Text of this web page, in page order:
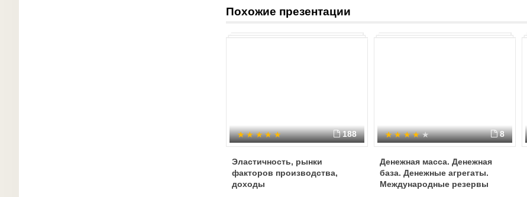
Похожие презентации
188
Эластичность, рынки
факторов производства,
доходы
8
Денежная масса. Денежная
база. Денежные агрегаты.
Международные резервы